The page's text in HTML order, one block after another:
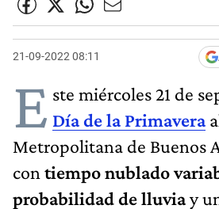
21-09-2022 08:11
E ste miércoles 21 de
Día de la Primavera
Metropolitana de Buenos
con tiempo nublado
probabilidad de lluviay